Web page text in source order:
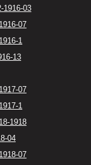
1916-03
07
1
13
07
1
1918
04
07